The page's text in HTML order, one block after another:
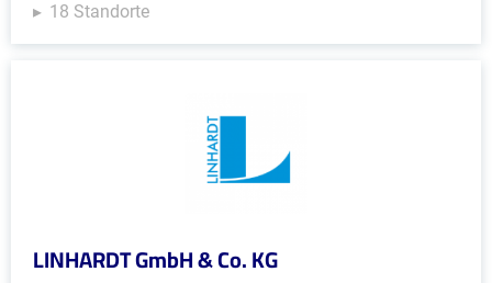
18 Standorte
LINHARDT GmbH & Co. KG